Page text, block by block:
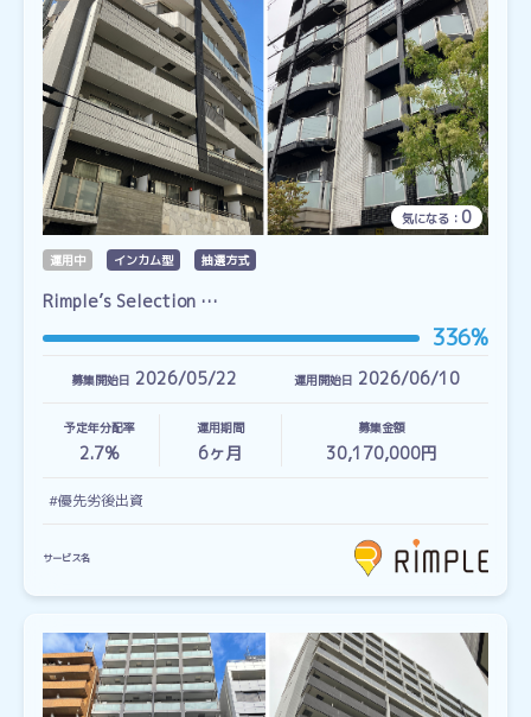
気になる： 0
運用中 インカム型 抽選方式
Rimple’s Selection …
336%
募集開始日 2026/05/22 運用開始日 2026/06/10
予定年分配率
2.7%
運用期間
6ヶ月
募集金額
30,170,000円
#優先劣後出資
サービス名